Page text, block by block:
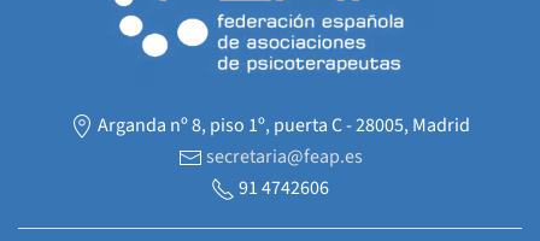
Arganda nº 8, piso 1º, puerta C - 28005, Madrid
secretaria@feap.es
91 4742606